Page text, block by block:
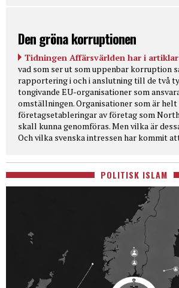
Den gröna korruptionen
Tidningen Affärsvärlden har i artiklar
vad som ser ut som uppenbar korruption
rapportering i och i anslutning till de två
tongivande EU-organisationer som
omställningen. Organisationer som är
företagsetableringar av företag som
skall kunna genomföras. Men vilka är
Och vilka svenska intressen har kommit
POLITISK ISLAM